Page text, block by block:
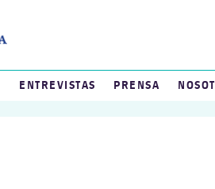
ENTREVISTAS PRENSA